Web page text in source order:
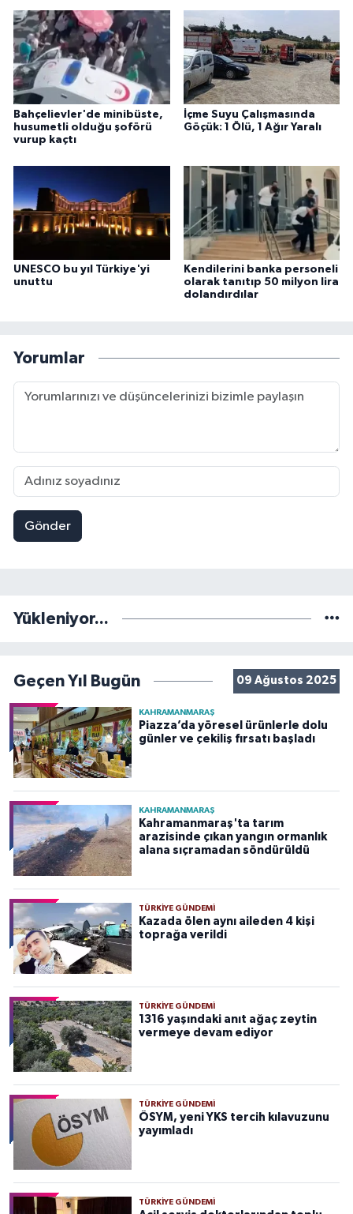
Bahçelievler'de minibüste,
husumetli olduğu şoförü
vurup kaçtı
İçme Suyu Çalışmasında
Göçük: 1 Ölü, 1 Ağır Yaralı
UNESCO bu yıl Türkiye'yi
unuttu
Kendilerini banka personeli
olarak tanıtıp 50 milyon lira
dolandırdılar
Yorumlar
Gönder
Yükleniyor...
Geçen Yıl Bugün 09 Ağustos 2025
KAHRAMANMARAŞ
Piazza’da yöresel ürünlerle dolu
günler ve çekiliş fırsatı başladı
KAHRAMANMARAŞ
Kahramanmaraş'ta tarım
arazisinde çıkan yangın ormanlık
alana sıçramadan söndürüldü
TÜRKIYE GÜNDEMI
Kazada ölen aynı aileden 4 kişi
toprağa verildi
TÜRKIYE GÜNDEMI
1316 yaşındaki anıt ağaç zeytin
vermeye devam ediyor
TÜRKIYE GÜNDEMI
ÖSYM, yeni YKS tercih kılavuzunu
yayımladı
TÜRKIYE GÜNDEMI